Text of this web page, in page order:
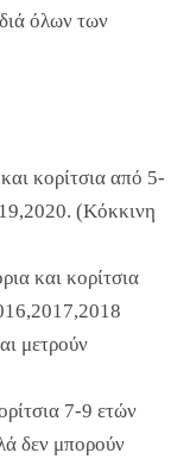
όλων των
κορίτσια από 5-
(Κόκκινη
και κορίτσια
μετρούν
7-9 ετών
δεν μπορούν